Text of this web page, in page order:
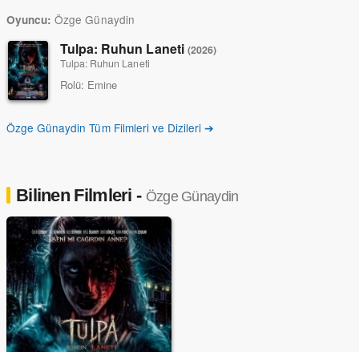
Oyuncu: Özge Günaydin
Tulpa: Ruhun Laneti (2026)
Tulpa: Ruhun Laneti
Rolü: Emine
Özge Günaydin Tüm Filmleri ve Dizileri ➔
Bilinen Filmleri - Özge Günaydin